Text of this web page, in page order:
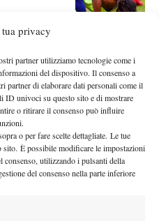
privacy
partner utilizziamo tecnologie come i
del dispositivo. Il consenso a
partner di elaborare dati personali come il
ID univoci su questo sito e di mostrare
o ritirare il consenso può influire
o per fare scelte dettagliate. Le tue
sito. È possibile modificare le impostazioni
utilizzando i pulsanti della
del consenso nella parte inferiore
e Gariglio